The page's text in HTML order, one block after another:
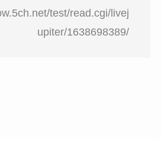
test/read.cgi/livej
upiter/1638698389/